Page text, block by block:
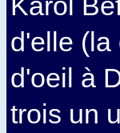
d'elle (la
d'oeil à
trois un